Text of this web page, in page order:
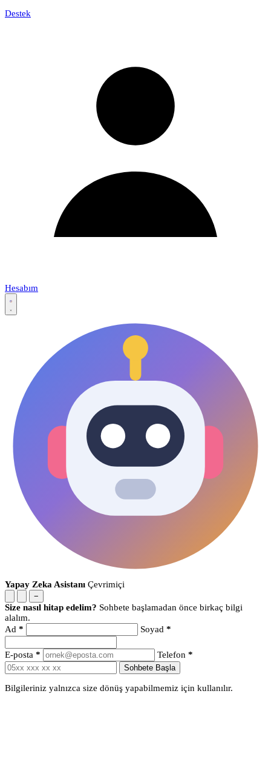
Destek
Hesabım
Yapay Zeka Asistanı Çevrimiçi
−
Size nasıl hitap edelim? Sohbete başlamadan önce birkaç bilgi
alalım.
Ad * Soyad *
E-posta * Telefon *
Sohbete Başla
Bilgileriniz yalnızca size dönüş yapabilmemiz için kullanılır.